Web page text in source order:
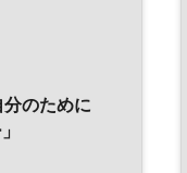
のために